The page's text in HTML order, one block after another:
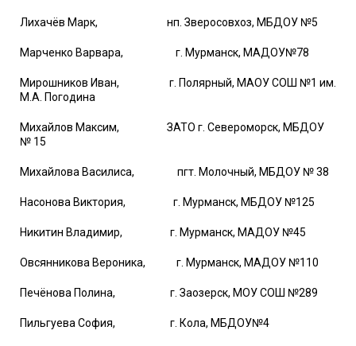
Лихачёв Марк, нп. Зверосовхоз, МБДОУ №5
Марченко Варвара, г. Мурманск, МАДОУ№78
Мирошников Иван, г. Полярный, МАОУ СОШ №1 им.
М.А. Погодина
Михайлов Максим, ЗАТО г. Североморск, МБДОУ
№ 15
Михайлова Василиса, пгт. Молочный, МБДОУ № 38
Насонова Виктория, г. Мурманск, МБДОУ №125
Никитин Владимир, г. Мурманск, МАДОУ №45
Овсянникова Вероника, г. Мурманск, МАДОУ №110
Печёнова Полина, г. Заозерск, МОУ СОШ №289
Пильгуева София, г. Кола, МБДОУ№4